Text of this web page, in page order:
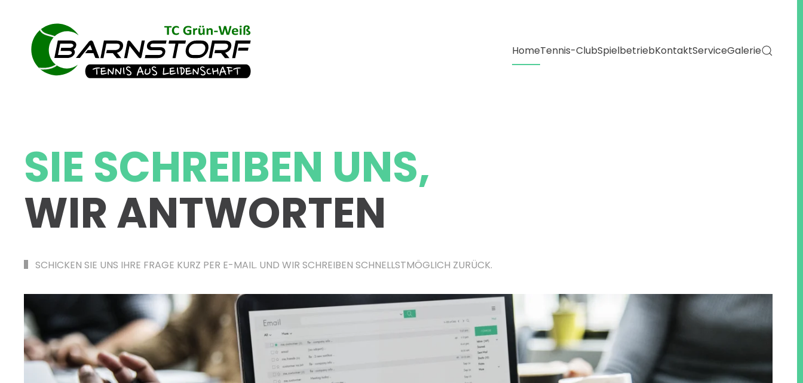
HomeTennis-ClubSpielbetriebKontaktServiceGalerie
SIE SCHREIBEN UNS,
WIR ANTWORTEN
SCHICKEN SIE UNS IHRE FRAGE KURZ PER E-MAIL. UND WIR SCHREIBEN SCHNELLSTMÖGLICH ZURÜCK.